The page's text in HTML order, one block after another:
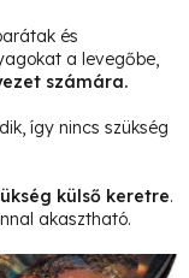
és
a levegőbe,
számára.
így nincs szükség
külső keretre.
akasztható.